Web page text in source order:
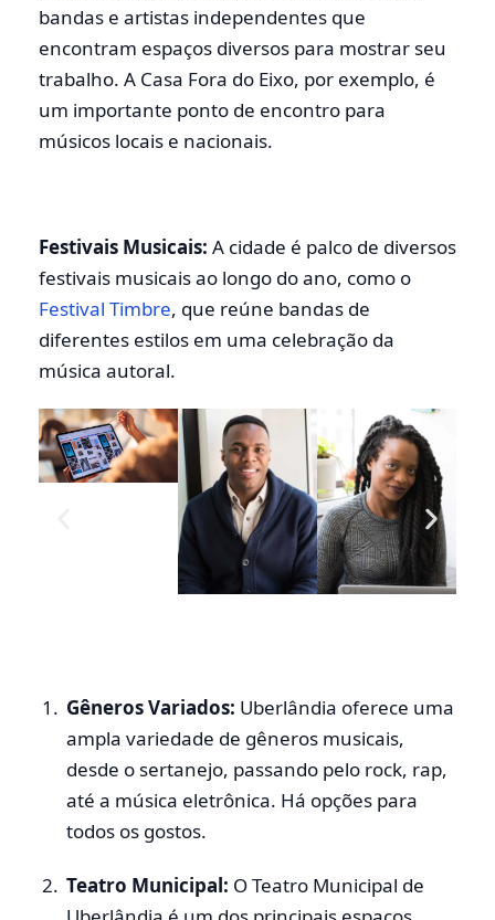
bandas e artistas independentes que
encontram espaços diversos para mostrar seu
trabalho. A Casa Fora do Eixo, por exemplo, é
um importante ponto de encontro para
músicos locais e nacionais.
Festivais Musicais: A cidade é palco de diversos
festivais musicais ao longo do ano, como o
Festival Timbre, que reúne bandas de
diferentes estilos em uma celebração da
música autoral.
Gêneros Variados: Uberlândia oferece uma
ampla variedade de gêneros musicais,
desde o sertanejo, passando pelo rock, rap,
até a música eletrônica. Há opções para
todos os gostos.
Teatro Municipal: O Teatro Municipal de